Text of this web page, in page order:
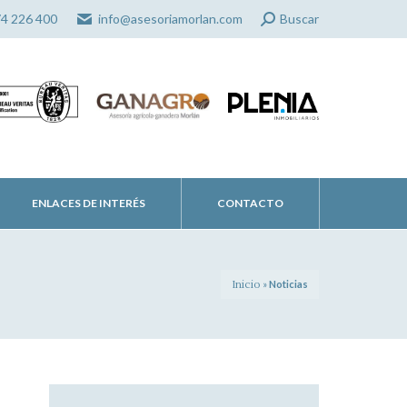
226 400 info@asesoriamorlan.com Search:
Buscar
ENLACES DE INTERÉS CONTACTO
Inicio »Noticias